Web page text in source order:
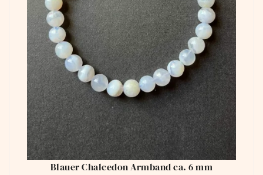
Blauer Chalcedon Armband ca. 6 mm